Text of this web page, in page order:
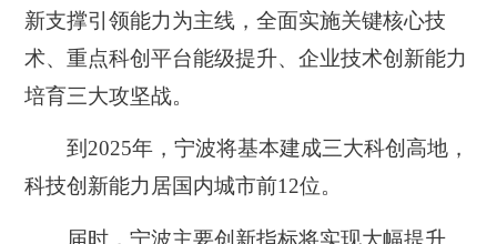
新支撑引领能力为主线，全面实施关键核心技
术、重点科创平台能级提升、企业技术创新能力
培育三大攻坚战。
到2025年，宁波将基本建成三大科创高地，
科技创新能力居国内城市前12位。
届时，宁波主要创新指标将实现大幅提升